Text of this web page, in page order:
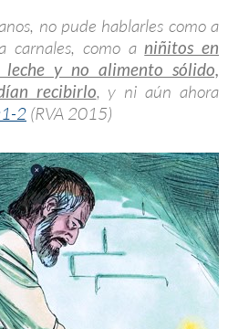
no pude hablarles como a
carnales, como aniñitos en
y no alimento sólido,
recibirlo, y ni aún ahora
2 (RVA 2015)